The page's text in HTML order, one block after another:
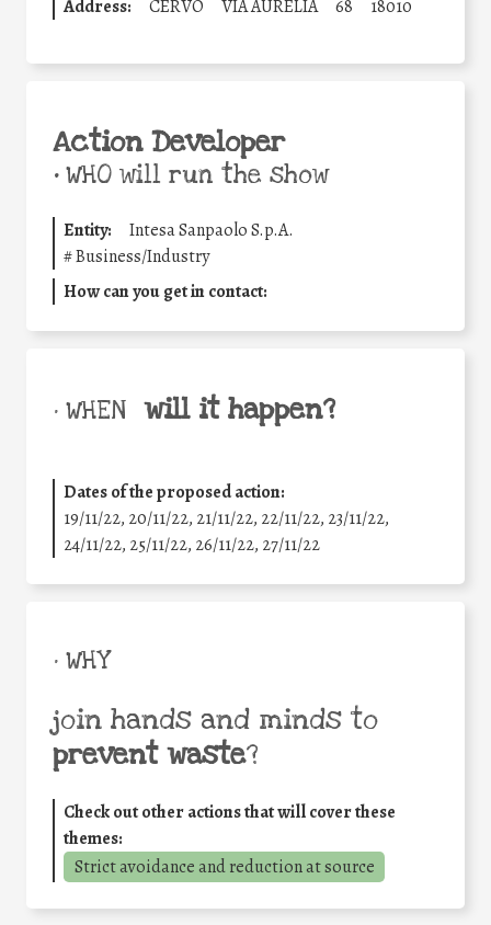
Address:
CERVO VIA AURELIA 68 18010
Action Developer
•WHO will run the show
Entity:
Intesa Sanpaolo S.p.A.
#Business/Industry
How can you get in contact:
• WHEN will it happen?
Dates of the proposed action:
19/11/22, 20/11/22, 21/11/22, 22/11/22, 23/11/22,
24/11/22, 25/11/22, 26/11/22, 27/11/22
• WHY
join hands and minds to
prevent waste?
Check out other actions that will cover these
themes:
Strict avoidance and reduction at source